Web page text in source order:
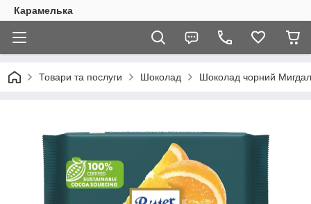
Карамелька
Товари та послуги Шоколад Шоколад чорний